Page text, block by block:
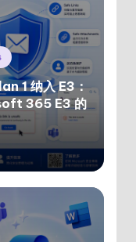
1 纳入 E3：
365 E3 的